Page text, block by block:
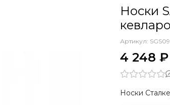
Носки
Артикул:
4 248 ₽
Носки